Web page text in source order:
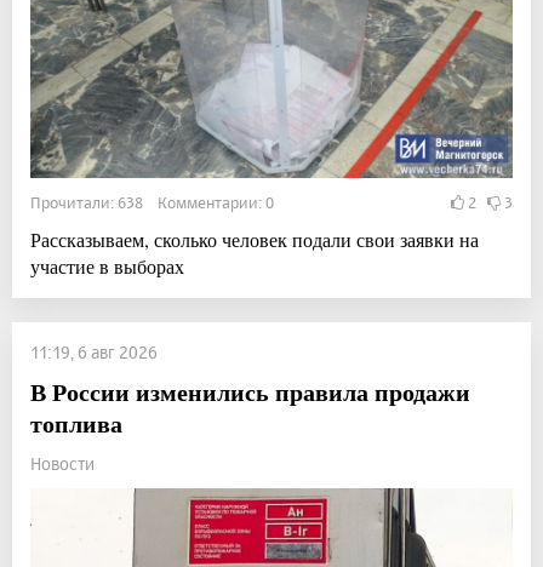
Прочитали: 638 Комментарии: 0 2 3
Рассказываем, сколько человек подали свои заявки на
участие в выборах
11:19, 6 авг 2026
В России изменились правила продажи
топлива
Новости